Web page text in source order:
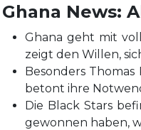
Ghana News:
Ghana geht mit
zeigt den Willen,
Besonders
betont ihre
Die Black Stars
gewonnen haben,